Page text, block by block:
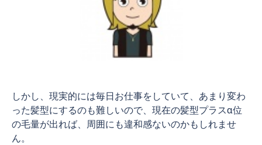
しかし、現実的には毎日お仕事をしていて、あまり変わ
った髪型にするのも難しいので、現在の髪型プラスα位
の毛量が出れば、周囲にも違和感ないのかもしれませ
ん。